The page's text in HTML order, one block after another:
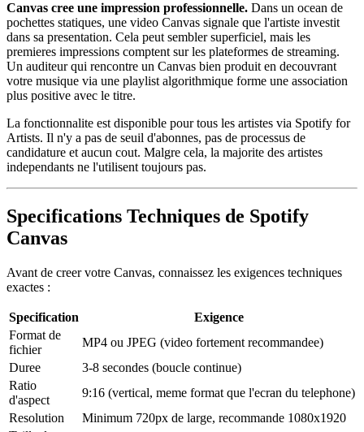
Canvas cree une impression professionnelle. Dans un ocean de
pochettes statiques, une video Canvas signale que l'artiste investit
dans sa presentation. Cela peut sembler superficiel, mais les
premieres impressions comptent sur les plateformes de streaming.
Un auditeur qui rencontre un Canvas bien produit en decouvrant
votre musique via une playlist algorithmique forme une association
plus positive avec le titre.
La fonctionnalite est disponible pour tous les artistes via Spotify for
Artists. Il n'y a pas de seuil d'abonnes, pas de processus de
candidature et aucun cout. Malgre cela, la majorite des artistes
independants ne l'utilisent toujours pas.
Specifications Techniques de Spotify
Canvas
Avant de creer votre Canvas, connaissez les exigences techniques
exactes :
Specification
Exigence
Format de
fichier
MP4 ou JPEG (video fortement recommandee)
Duree
3-8 secondes (boucle continue)
Ratio
d'aspect
9:16 (vertical, meme format que l'ecran du telephone)
Resolution
Minimum 720px de large, recommande 1080x1920